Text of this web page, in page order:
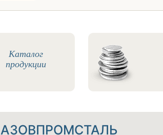
Каталог
продукции
АЗОВПРОМСТАЛЬ